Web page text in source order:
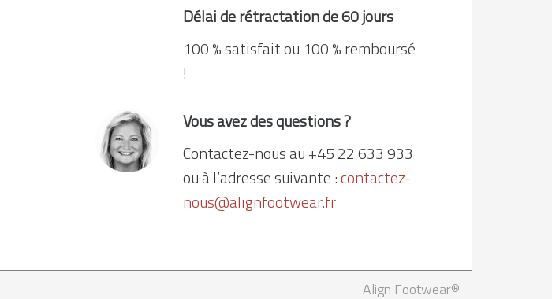
Délai de rétractation de 60 jours
100 % satisfait ou 100 % remboursé
!
Vous avez des questions ?
Contactez-nous au +45 22 633 933
ou à l’adresse suivante :contactez-
nous@alignfootwear.fr
Align Footwear®